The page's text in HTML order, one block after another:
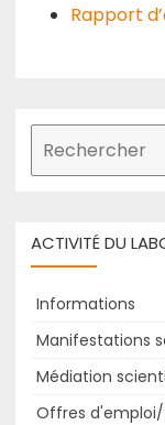
Rapport
de
ACTIVITÉ DU
Informations
Manifestations
Médiation
Offres